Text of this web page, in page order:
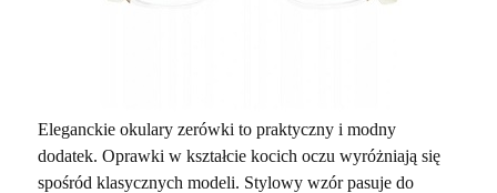
Eleganckie okulary zerówki to praktyczny i modny
dodatek. Oprawki w kształcie kocich oczu wyróżniają się
spośród klasycznych modeli. Stylowy wzór pasuje do